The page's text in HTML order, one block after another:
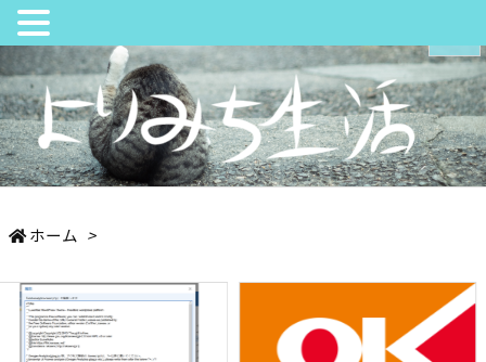
日々の中でちょっとよりみち
メニュ
サイド
次へ
ホーム >